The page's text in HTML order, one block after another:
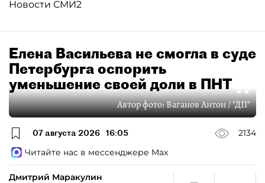
Новости СМИ2
Елена Васильева не смогла в суде
Петербурга оспорить
уменьшение своей доли в ПНТ
Автор фото:Ваганов Антон / "ДП"
07 августа 2026 16:05
2134
Читайте нас в мессенджере Max
Дмитрий Маракулин